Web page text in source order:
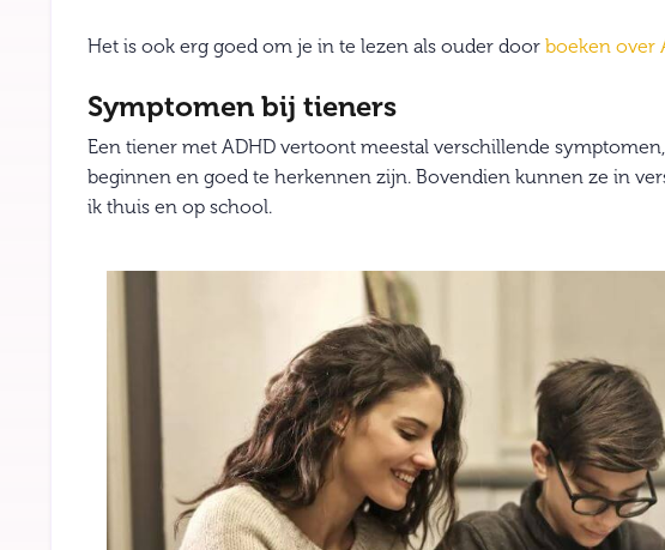
Het is ook erg goed om je in te lezen als ouder door boeken over
Symptomen bij tieners
Een tiener met ADHD vertoont meestal verschillende
beginnen en goed te herkennen zijn. Bovendien kunnen ze in
ik thuis en op school.